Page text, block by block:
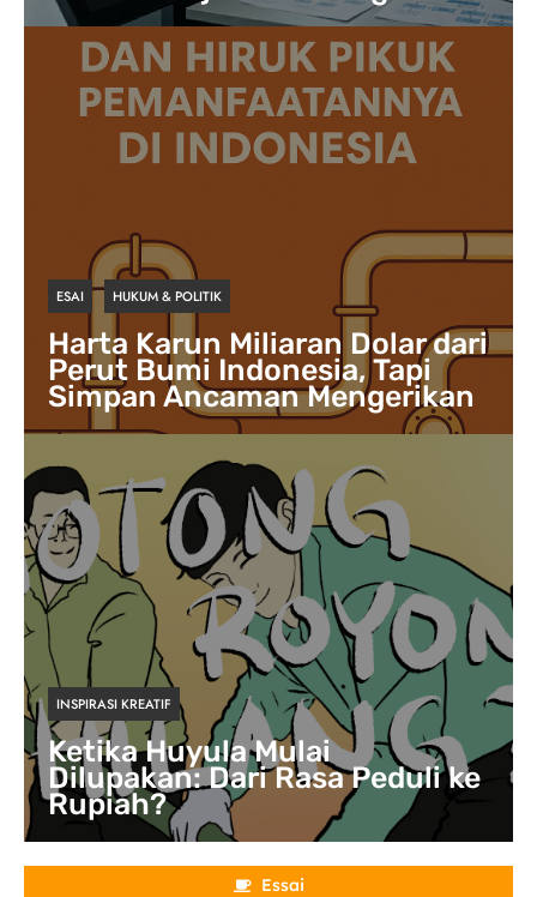
ESAI HUKUM & POLITIK
Harta Karun Miliaran Dolar dari
Perut Bumi Indonesia, Tapi
Simpan Ancaman Mengerikan
INSPIRASI KREATIF
Ketika Huyula Mulai
Dilupakan: Dari Rasa Peduli ke
Rupiah?
Essai